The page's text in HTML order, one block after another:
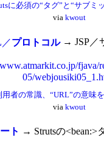
に必須の“タグ”と“サブミ
via kwout
／プロトコル→ JSP／
用者の常識、“URL”の意味
via kwout
ト → Strutsの<bean:>